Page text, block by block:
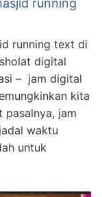
running
running text di
digital
– jam digital
kita
pasalnya, jam
waktu
untuk